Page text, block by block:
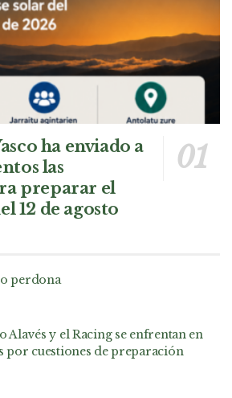
ha enviado a
las
preparar el
12 de agosto
perdona
Alavés y el Racing se enfrentan en
por cuestiones de preparación